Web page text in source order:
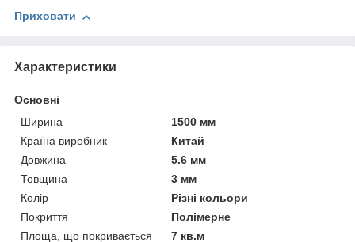
Приховати
Характеристики
Основні
Ширина
1500 мм
Країна виробник
Китай
Довжина
5.6 мм
Товщина
3 мм
Колір
Різні кольори
Покриття
Полімерне
Площа, що покривається
7 кв.м